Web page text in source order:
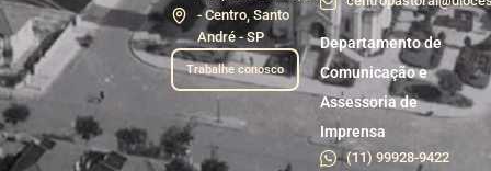
- Centro, Santo
André - SP
Trabalhe conosco
Departamento de
Comunicação e
Assessoria de
Imprensa
(11) 99928-9422